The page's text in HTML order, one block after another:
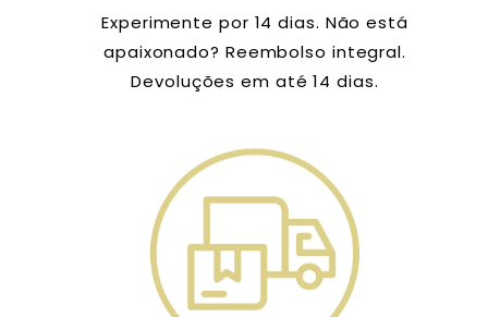
Experimente por 14 dias. Não está
apaixonado? Reembolso integral.
Devoluções em até 14 dias.